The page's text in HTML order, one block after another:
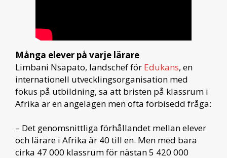
Många elever på varje lärare
Limbani Nsapato, landschef för Edukans, en
internationell utvecklingsorganisation med
fokus på utbildning, sa att bristen på klassrum i
Afrika är en angelägen men ofta förbisedd fråga:
– Det genomsnittliga förhållandet mellan elever
och lärare i Afrika är 40 till en. Men med bara
cirka 47 000 klassrum för nästan 5 420 000